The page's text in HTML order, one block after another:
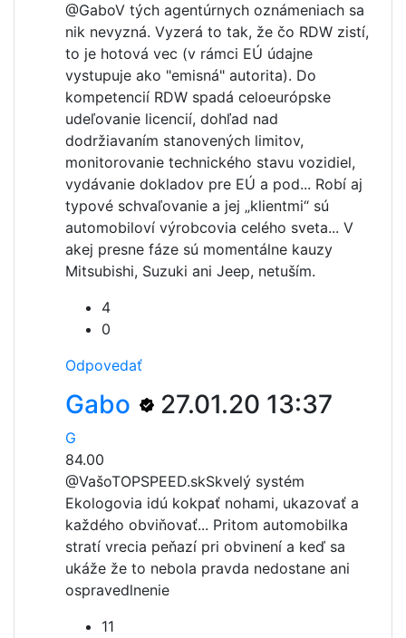
@GaboV tých agentúrnych oznámeniach sa
nik nevyzná. Vyzerá to tak, že čo RDW zistí,
to je hotová vec (v rámci EÚ údajne
vystupuje ako "emisná" autorita). Do
kompetencií RDW spadá celoeurópske
udeľovanie licencií, dohľad nad
dodržiavaním stanovených limitov,
monitorovanie technického stavu vozidiel,
vydávanie dokladov pre EÚ a pod... Robí aj
typové schvaľovanie a jej „klientmi“ sú
automobiloví výrobcovia celého sveta... V
akej presne fáze sú momentálne kauzy
Mitsubishi, Suzuki ani Jeep, netuším.
4
0
Odpovedať
Gabo 27.01.20 13:37
G
84.00
@VašoTOPSPEED.skSkvelý systém
Ekologovia idú kokpať nohami, ukazovať a
každého obviňovať... Pritom automobilka
stratí vrecia peňazí pri obvinení a keď sa
ukáže že to nebola pravda nedostane ani
ospravedlnenie
11